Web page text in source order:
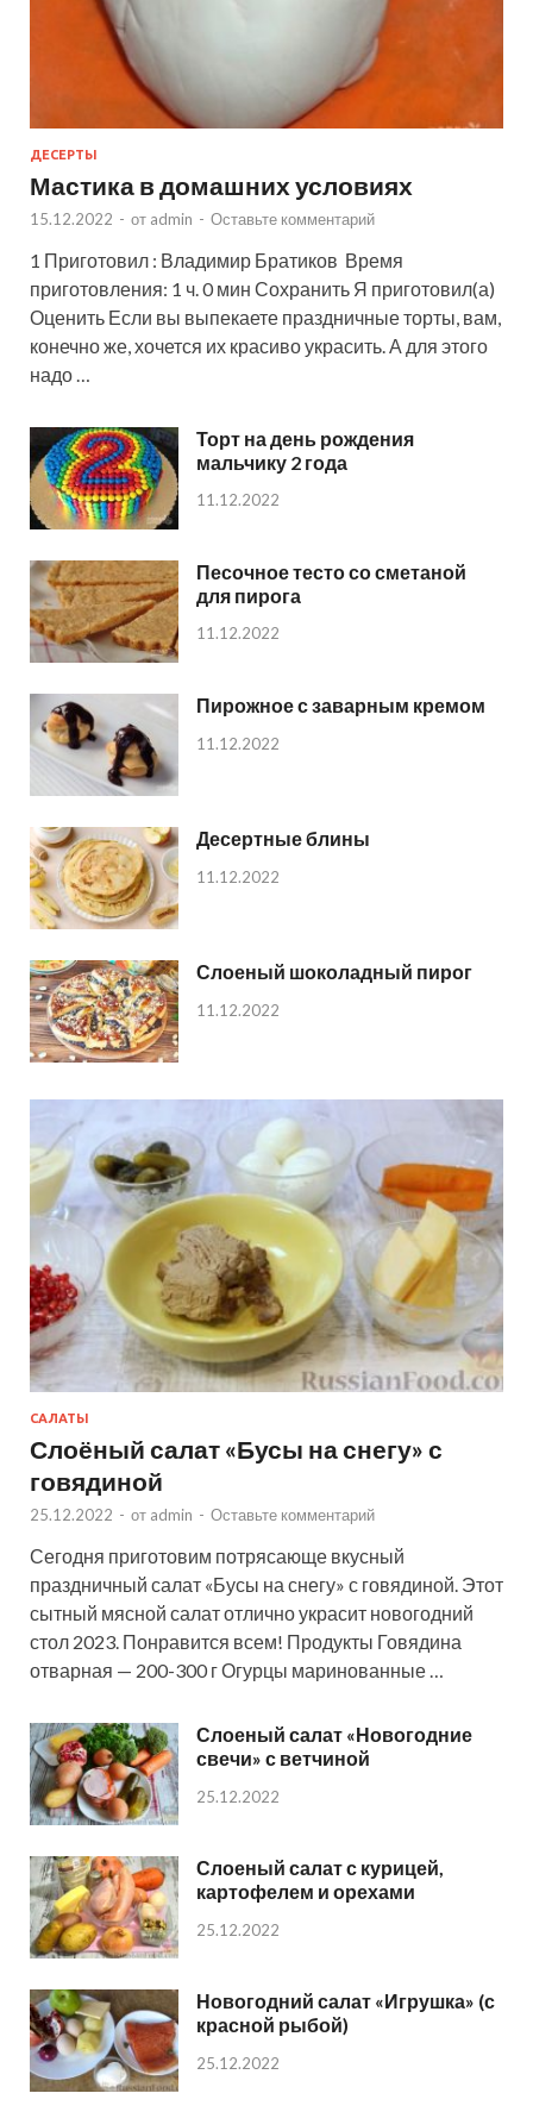
ДЕСЕРТЫ
Мастика в домашних условиях
15.12.2022 - от admin - Оставьте комментарий
1 Приготовил : Владимир Братиков Время
приготовления: 1 ч. 0 мин Сохранить Я приготовил(а)
Оценить Если вы выпекаете праздничные торты, вам,
конечно же, хочется их красиво украсить. А для этого
надо …
Торт на день рождения
мальчику 2 года
11.12.2022
Песочное тесто со сметаной
для пирога
11.12.2022
Пирожное с заварным кремом
11.12.2022
Десертные блины
11.12.2022
Слоеный шоколадный пирог
11.12.2022
САЛАТЫ
Слоёный салат «Бусы на снегу» с
говядиной
25.12.2022 - от admin - Оставьте комментарий
Сегодня приготовим потрясающе вкусный
праздничный салат «Бусы на снегу» с говядиной. Этот
сытный мясной салат отлично украсит новогодний
стол 2023. Понравится всем! Продукты Говядина
отварная — 200-300 г Огурцы маринованные …
Слоеный салат «Новогодние
свечи» с ветчиной
25.12.2022
Слоеный салат с курицей,
картофелем и орехами
25.12.2022
Новогодний салат «Игрушка» (с
красной рыбой)
25.12.2022